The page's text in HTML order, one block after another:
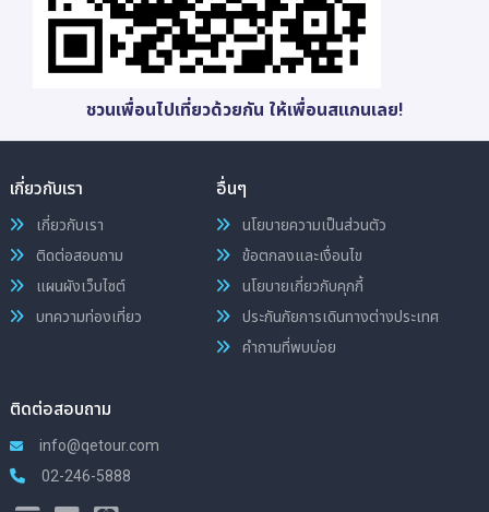
ชวนเพื่อนไปเที่ยวด้วยกัน ให้เพื่อนสแกนเลย!
เกี่ยวกับเรา
เกี่ยวกับเรา
ติดต่อสอบถาม
แผนผังเว็บไซต์
บทความท่องเที่ยว
อื่นๆ
นโยบายความเป็นส่วนตัว
ข้อตกลงและเงื่อนไข
นโยบายเกี่ยวกับคุกกี้
ประกันภัยการเดินทางต่างประเทศ
คำถามที่พบบ่อย
ติดต่อสอบถาม
info@qetour.com
02-246-5888